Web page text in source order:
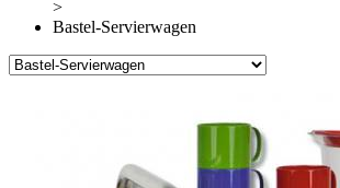
>
Bastel-Servierwagen